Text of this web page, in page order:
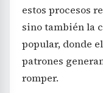
estos procesos
sino también la
popular, donde
patrones
romper.